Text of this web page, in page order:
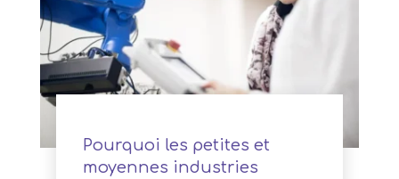
Pourquoi les petites et
moyennes industries